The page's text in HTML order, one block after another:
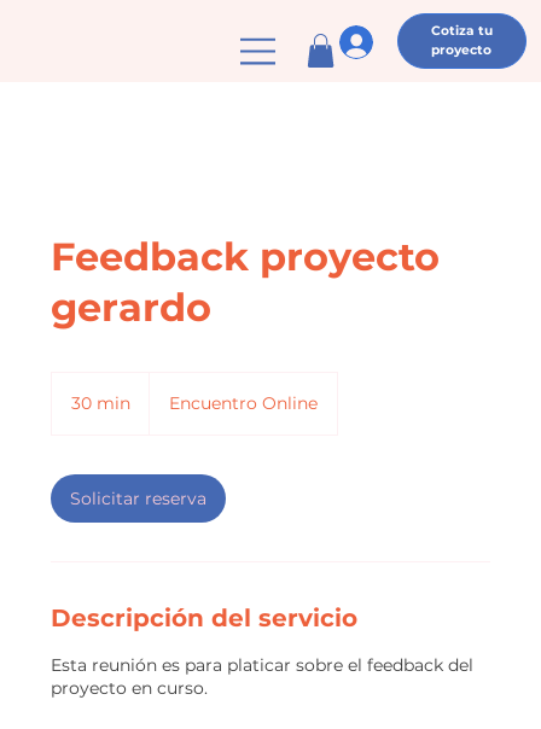
Cotiza tu
proyecto
Feedback proyecto
gerardo
30 min
m
i
n
Encuentro Online
Solicitar reserva
Descripción del servicio
Esta reunión es para platicar sobre el feedback del
proyecto en curso.